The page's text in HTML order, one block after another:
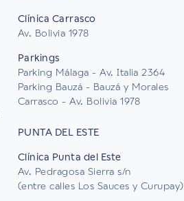
Clínica Carrasco
Av. Bolivia 1978
Parkings
Parking Málaga - Av. Italia 2364
Parking Bauzá - Bauzá y Morales
Carrasco - Av. Bolivia 1978
PUNTA DEL ESTE
Clínica Punta del Este
Av. Pedragosa Sierra s/n
(entre calles Los Sauces y Curupay)